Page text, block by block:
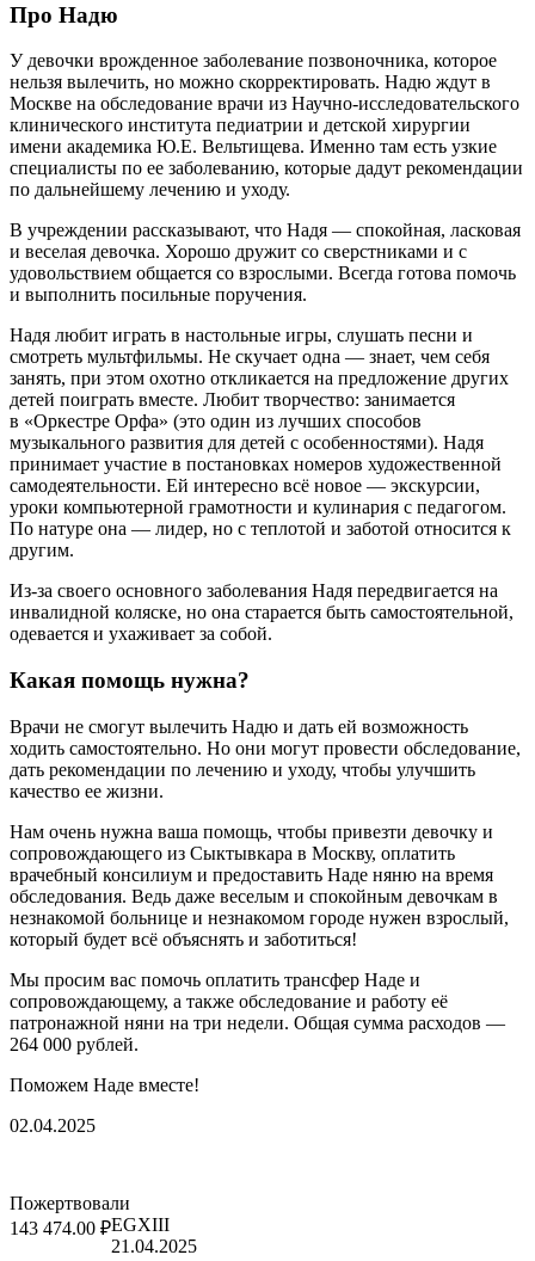
Про Надю
У девочки врожденное заболевание позвоночника, которое
нельзя вылечить, но можно скорректировать. Надю ждут в
Москве на обследование врачи из Научно-исследовательского
клинического института педиатрии и детской хирургии
имени академика Ю.Е. Вельтищева. Именно там есть узкие
специалисты по ее заболеванию, которые дадут рекомендации
по дальнейшему лечению и уходу.
В учреждении рассказывают, что Надя — спокойная, ласковая
и веселая девочка. Хорошо дружит со сверстниками и с
удовольствием общается со взрослыми. Всегда готова помочь
и выполнить посильные поручения.
Надя любит играть в настольные игры, слушать песни и
смотреть мультфильмы. Не скучает одна — знает, чем себя
занять, при этом охотно откликается на предложение других
детей поиграть вместе. Любит творчество: занимается
в «Оркестре Орфа» (это один из лучших способов
музыкального развития для детей с особенностями). Надя
принимает участие в постановках номеров художественной
самодеятельности. Ей интересно всё новое — экскурсии,
уроки компьютерной грамотности и кулинария с педагогом.
По натуре она — лидер, но с теплотой и заботой относится к
другим.
Из-за своего основного заболевания Надя передвигается на
инвалидной коляске, но она старается быть самостоятельной,
одевается и ухаживает за собой.
Какая помощь нужна?
Врачи не смогут вылечить Надю и дать ей возможность
ходить самостоятельно. Но они могут провести обследование,
дать рекомендации по лечению и уходу, чтобы улучшить
качество ее жизни.
Нам очень нужна ваша помощь, чтобы привезти девочку и
сопровождающего из Сыктывкара в Москву, оплатить
врачебный консилиум и предоставить Наде няню на время
обследования. Ведь даже веселым и спокойным девочкам в
незнакомой больнице и незнакомом городе нужен взрослый,
который будет всё объяснять и заботиться!
Мы просим вас помочь оплатить трансфер Наде и
сопровождающему, а также обследование и работу её
патронажной няни на три недели. Общая сумма расходов —
264 000 рублей.
Поможем Наде вместе!
02.04.2025
Пожертвовали
143 474.00 ₽EGXIII
21.04.2025